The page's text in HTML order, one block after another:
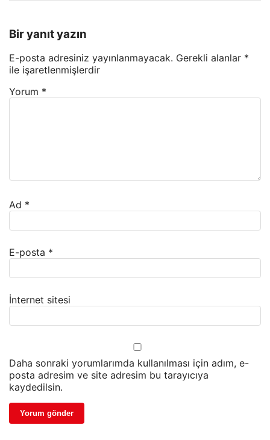
Bir yanıt yazın
E-posta adresiniz yayınlanmayacak. Gerekli alanlar *
ile işaretlenmişlerdir
Yorum *
Ad *
E-posta *
İnternet sitesi
Daha sonraki yorumlarımda kullanılması için adım, e-
posta adresim ve site adresim bu tarayıcıya
kaydedilsin.